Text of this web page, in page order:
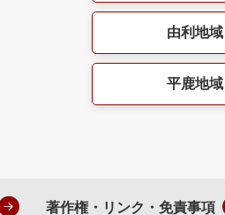
由利地域
平鹿地域
著作権・リンク・免責事項